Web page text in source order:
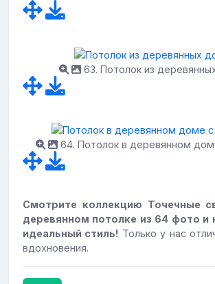
63. Потолок из
64. Потолок в деревянном
Смотрите коллекцию Точечные
деревянном потолке из 64 фото и
идеальный стиль! Только у нас
вдохновения.